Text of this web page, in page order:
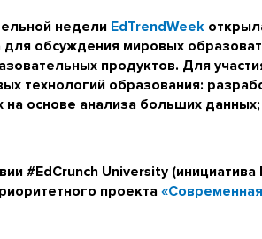
недели EdTrendWeek
для обсуждения мировых
продуктов. Для
технологий образования:
на основе анализа больших
#EdCrunch University
проекта